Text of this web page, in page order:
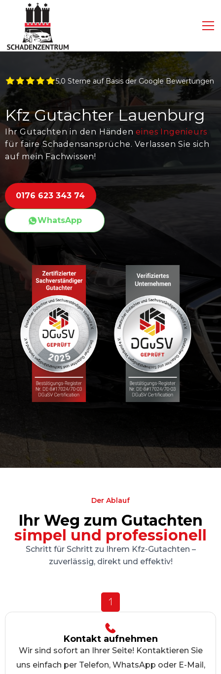
5,0 Sterne auf Basis der Google Bewertungen
Kfz Gutachter Lauenburg
Ihr Gutachten in den Händeneines Ingenieurs
für faire Schadensansprüche. Verlassen Sie sich
auf mein Fachwissen!
0176 623 343 74
WhatsApp
Der Ablauf
Ihr Weg zum Gutachten
simpel und professionell
Schritt für Schritt zu Ihrem Kfz-Gutachten –
zuverlässig, direkt und effektiv!
1
Kontakt aufnehmen
Wir sind sofort an Ihrer Seite! Kontaktieren Sie
uns einfach per Telefon, WhatsApp oder E-Mail,